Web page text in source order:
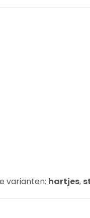
varianten: hartjes,